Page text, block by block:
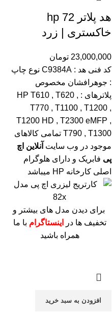
هد پلاتر 72 hp
خاکستری | زرد
23,000,000 تومان
کد فنی هد : C9384A نوع چاپ
: جوهرافشان مخصوص
پلاترهای : HP T610 , T620 ,
T770 , T1100 , T1200 ,
T1200 HD , T2300 eMFP ,
T790 , T1300 تمامی کالاهای
موجود در وب سایت آنلاین اچ
پی فابریک و دارای هلوگرام
اصلی کارخانه HP میباشد
برای دیدن مدل های بیشتر و
تخفیف ها در
اینستاگرام با ما
همراه باشید
افزودن به سبد خرید